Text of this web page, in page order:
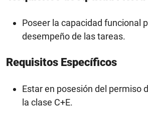
Poseer la capacidad funcional
desempeño de las tareas.
Requisitos Específicos
Estar en posesión del permiso
la clase C+E.